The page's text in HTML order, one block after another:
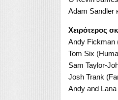
Adam Sandler
Χειρότερος
Andy Fickman
Tom Six
Sam Taylor-
Josh Trank
Andy and